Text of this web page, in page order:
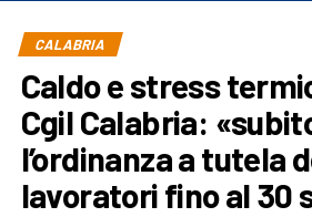
CALABRIA
Caldo e stress
Cgil Calabria:
l’ordinanza a tutela
lavoratori fino al 30